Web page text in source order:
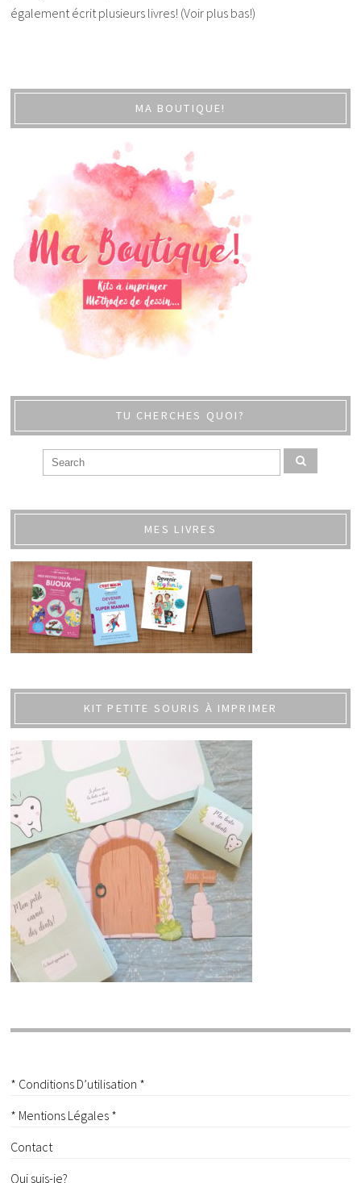
également écrit plusieurs livres! (Voir plus bas!)
MA BOUTIQUE!
TU CHERCHES QUOI?
MES LIVRES
KIT PETITE SOURIS À IMPRIMER
* Conditions D’utilisation *
* Mentions Légales *
Contact
Qui suis-je?